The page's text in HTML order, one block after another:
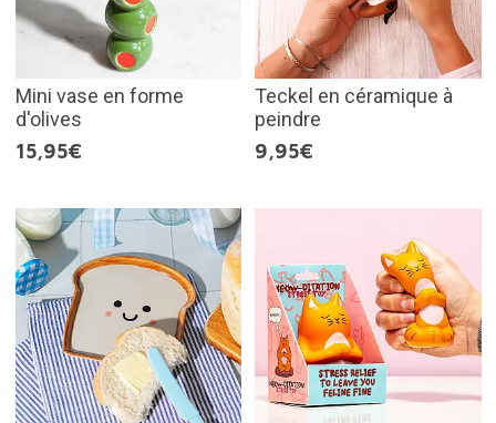
Mini vase en forme
d'olives
15,95€
Teckel en céramique à
peindre
9,95€